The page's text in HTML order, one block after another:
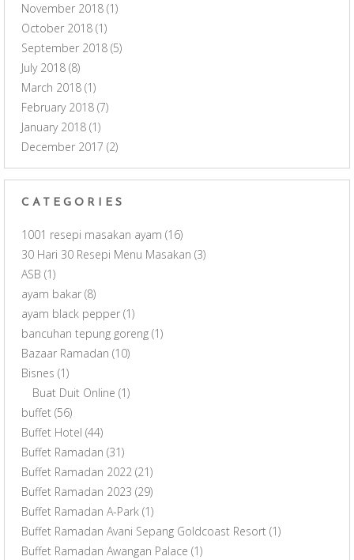
November 2018 (1)
October 2018 (1)
September 2018 (5)
July 2018 (8)
March 2018 (1)
February 2018 (7)
January 2018 (1)
December 2017 (2)
CATEGORIES
1001 resepi masakan ayam (16)
30 Hari 30 Resepi Menu Masakan (3)
ASB (1)
ayam bakar (8)
ayam black pepper (1)
bancuhan tepung goreng (1)
Bazaar Ramadan (10)
Bisnes (1)
Buat Duit Online (1)
buffet (56)
Buffet Hotel (44)
Buffet Ramadan (31)
Buffet Ramadan 2022 (21)
Buffet Ramadan 2023 (29)
Buffet Ramadan A-Park (1)
Buffet Ramadan Avani Sepang Goldcoast Resort (1)
Buffet Ramadan Awangan Palace (1)